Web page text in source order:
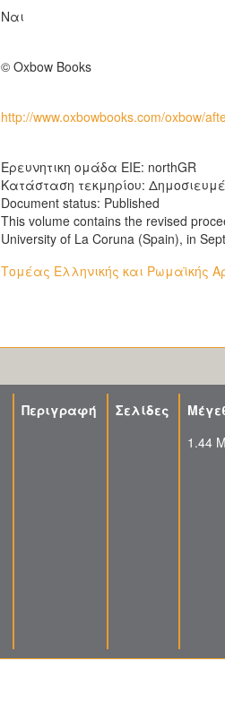
Ναι
© Oxbow Books
http://www.oxbowbooks.com/oxbow/
Ερευνητικη ομάδα ΕΙΕ: northGR
Κατάσταση τεκμηρίου:
Document status: Published
This volume contains the revised
University of La Coruna (Spain), in
Τομέας Ελληνικής και Ρωμαϊκής
Περιγραφή Σελίδες
1.44